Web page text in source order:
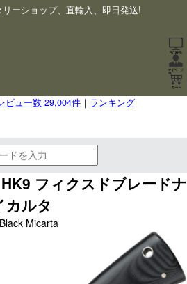
ーショップ、直輸入、即日発送!
ビュー数 29,004件 ｜ ランキング
フィクスドブレードナ
カルタ
Micarta